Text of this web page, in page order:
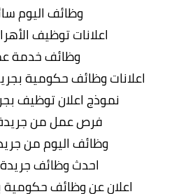
وظائف اليوم
اعلانات توظيف
وظائف خدمة
اعلانات وظائف حكومية
نموذج اعلان توظيف
فرص عمل من جريدة
وظائف اليوم من
احدث وظائف جريدة
اعلان عن وظائف حكومية